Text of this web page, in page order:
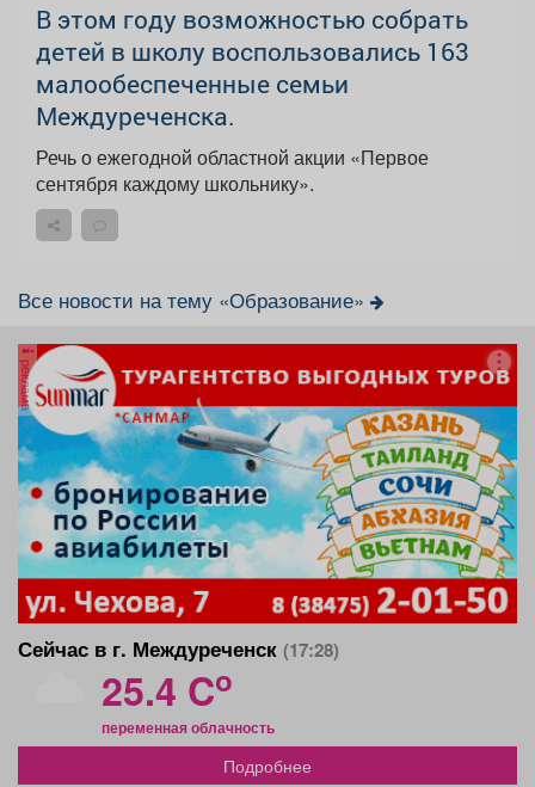
В этом году возможностью собрать
детей в школу воспользовались 163
малообеспеченные семьи
Междуреченска.
Речь о ежегодной областной акции «Первое
сентября каждому школьнику».
Все новости на тему «Образование»
реклама
Сейчас в г. Междуреченск (17:28)
25.4 Co
переменная облачность
Подробнее